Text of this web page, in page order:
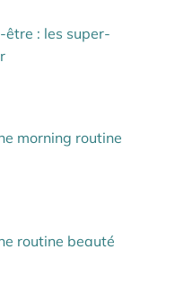
: les super-
morning routine
routine beauté